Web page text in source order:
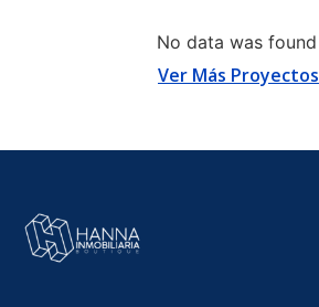
No data was found
Ver Más Proyectos